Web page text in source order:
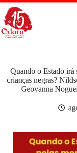
Pular
para
conteúdo
Quando o Estado irá
crianças negras?
Geovanna